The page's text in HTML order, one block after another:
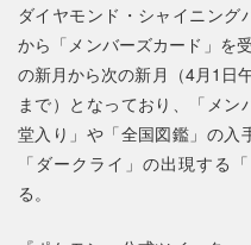
ダイヤモンド・シャイニング
から「メンバーズカード」を
の新月から次の新月（4月1日
まで）となっており、「メ
堂入り」や「全国図鑑」の入
「ダークライ」の出現する
る。